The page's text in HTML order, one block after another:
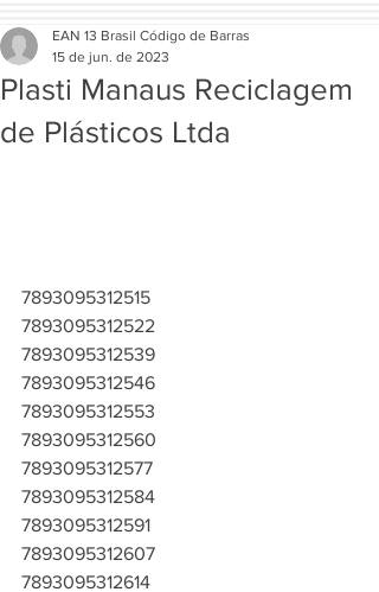
Plasti Manaus Reciclagem
de Plásticos Ltda
EAN 13 Brasil Código de Barras
15 de jun. de 2023
7893095312515
7893095312522
7893095312539
7893095312546
7893095312553
7893095312560
7893095312577
7893095312584
7893095312591
7893095312607
7893095312614